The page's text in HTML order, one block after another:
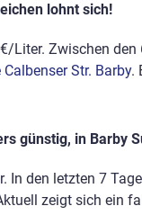
lohnt sich!
Liter. Zwischen
Str. Barby.
günstig, in Barby
den letzten 7
zeigt sich ein